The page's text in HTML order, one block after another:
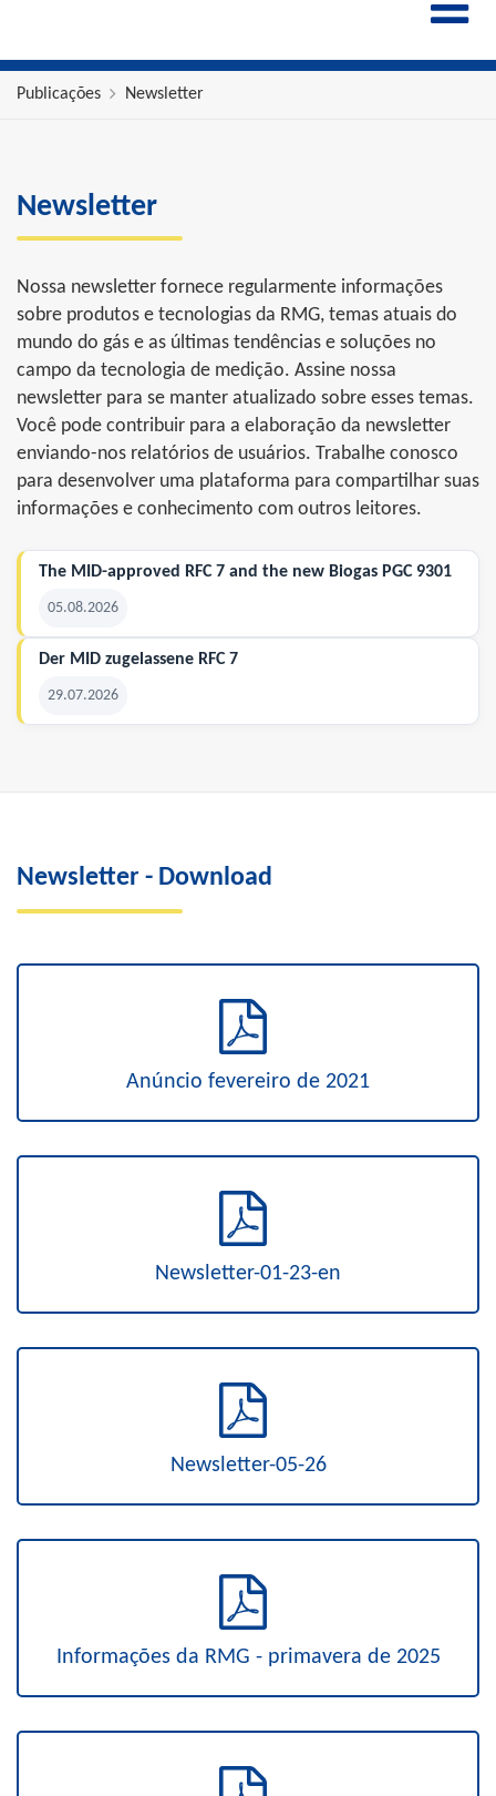
Publicações Newsletter
Newsletter
Nossa newsletter fornece regularmente informações
sobre produtos e tecnologias da RMG, temas atuais do
mundo do gás e as últimas tendências e soluções no
campo da tecnologia de medição. Assine nossa
newsletter para se manter atualizado sobre esses temas.
Você pode contribuir para a elaboração da newsletter
enviando-nos relatórios de usuários. Trabalhe conosco
para desenvolver uma plataforma para compartilhar suas
informações e conhecimento com outros leitores.
The MID-approved RFC 7 and the new Biogas PGC 9301
05.08.2026
Der MID zugelassene RFC 7
29.07.2026
Newsletter - Download
Anúncio fevereiro de 2021
Newsletter-01-23-en
Newsletter-05-26
Informações da RMG - primavera de 2025